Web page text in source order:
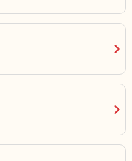
chevron_right
chevron_right